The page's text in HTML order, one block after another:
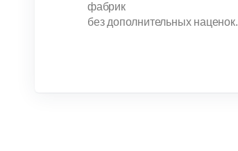
фабрик
без дополнительных наценок.